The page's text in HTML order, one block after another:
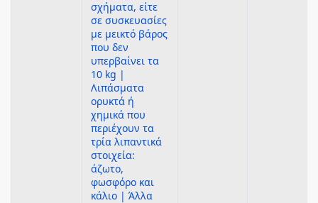
σχήματα, είτε
σε συσκευασίες
με μεικτό βάρος
που δεν
υπερβαίνει τα
10 kg |
Λιπάσματα
ορυκτά ή
χημικά που
περιέχουν τα
τρία λιπαντικά
στοιχεία:
άζωτο,
φωσφόρο και
κάλιο | Άλλα